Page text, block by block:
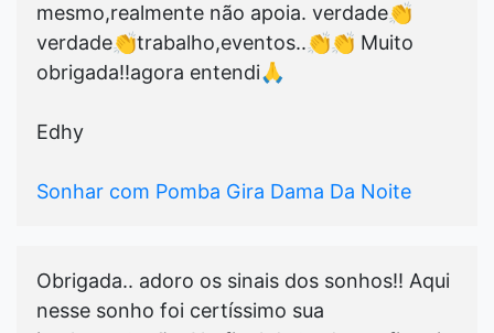
mesmo,realmente não apoia. verdade👏
verdade👏trabalho,eventos..👏👏 Muito
obrigada!!agora entendi🙏
Edhy
Sonhar com Pomba Gira Dama Da Noite
Obrigada.. adoro os sinais dos sonhos!! Aqui
nesse sonho foi certíssimo sua